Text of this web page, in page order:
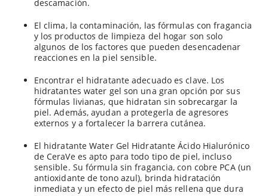
descamación.
El clima, la contaminación, las fórmulas con fragancia
y los productos de limpieza del hogar son solo
algunos de los factores que pueden desencadenar
reacciones en la piel sensible.
Encontrar el hidratante adecuado es clave. Los
hidratantes water gel son una gran opción por sus
fórmulas livianas, que hidratan sin sobrecargar la
piel. Además, ayudan a protegerla de agresores
externos y a fortalecer la barrera cutánea.
El hidratante Water Gel Hidratante Ácido Hialurónico
de CeraVe es apto para todo tipo de piel, incluso
sensible. Su fórmula sin fragancia, con cobre PCA (un
antioxidante de tono azul), brinda hidratación
inmediata y un efecto de piel más rellena que dura